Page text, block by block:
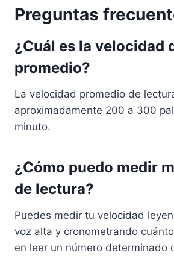
Preguntas
¿Cuál es la velocidad
promedio?
La velocidad promedio de
aproximadamente 200 a 300
minuto.
¿Cómo puedo medir
de lectura?
Puedes medir tu velocidad
voz alta y cronometrando
en leer un número determinado